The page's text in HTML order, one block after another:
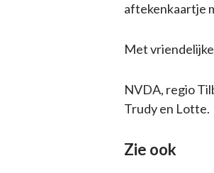
aftekenkaartje
Met
NVDA, regio
Trudy en Lotte.
Zie ook